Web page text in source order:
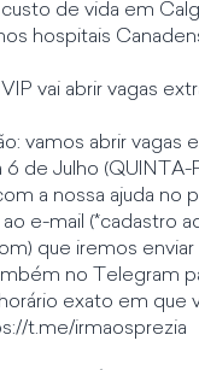
de vida em
hospitais
vai abrir vagas
vamos abrir vagas
6 de Julho (QUINTA-
a nossa ajuda no
e-mail (*cadastro
que iremos enviar
no Telegram
exato em que
t.me/irmaosprezia